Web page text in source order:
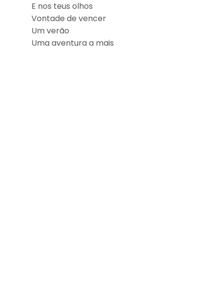
E nos teus olhos
Vontade de vencer
Um verão
Uma aventura a mais